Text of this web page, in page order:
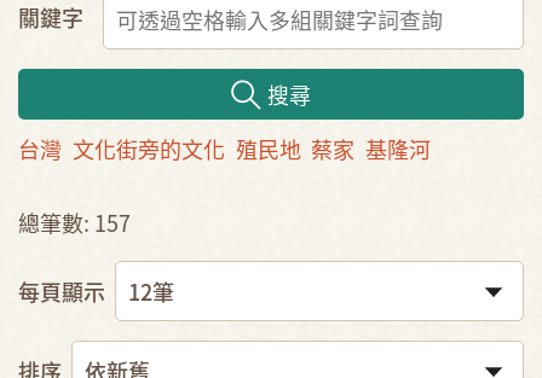
關鍵字
搜尋
台灣 文化街旁的文化 殖民地 蔡家 基隆河
總筆數: 157
每頁顯示
排序